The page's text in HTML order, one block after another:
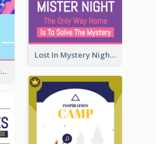
Lost In Mystery Night Book Cover
Romance Novel Book Cover